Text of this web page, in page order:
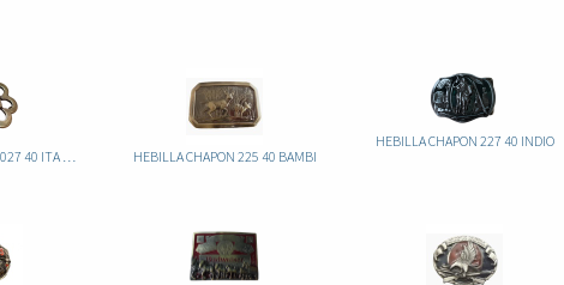
HEBILLA CHAPON 225 40 BAMBI
HEBILLA CHAPON 227 40 INDIO